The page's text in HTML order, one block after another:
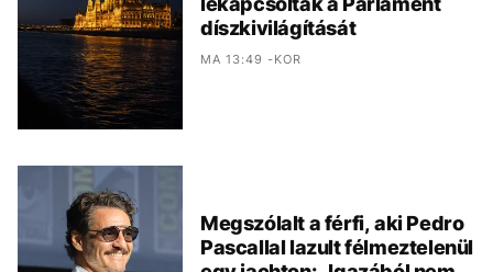
díszkivilágítását
MA 13:49 -KOR
Megszólalt a férfi, aki Pedro
Pascallal lazult félmeztelenül